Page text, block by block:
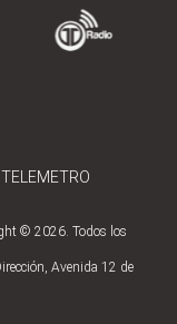
© 2026. Todos los
Avenida 12 de